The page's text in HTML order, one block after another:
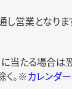
営業となりま
当たる場合は
く。※カレンダ